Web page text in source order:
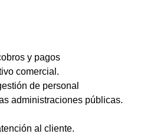
y pagos
comercial.
de personal
administraciones públicas.
al cliente.